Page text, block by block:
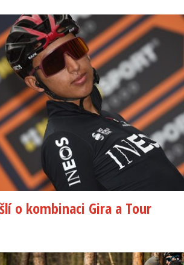
o kombinaci Gira a Tour